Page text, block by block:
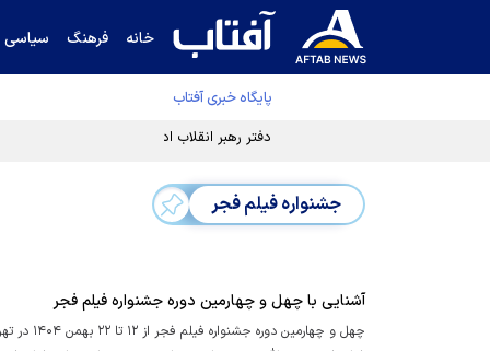
خانه فرهنگ سیاسی
پایگاه خبری آفتاب
دفتر رهبر انقلاب ادعای خرازی درباره پزشکیان
جشنواره فیلم فجر
آشنایی با چهل و چهارمین دوره جشنواره فیلم فجر